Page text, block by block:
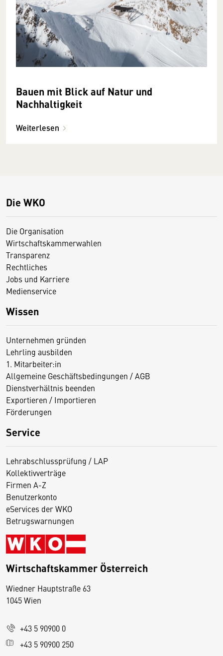
Bauen mit Blick auf Natur und
Nachhaltigkeit
Weiterlesen
Die WKO
Die Organisation
Wirtschaftskammerwahlen
Transparenz
Rechtliches
Jobs und Karriere
Medienservice
Wissen
Unternehmen gründen
Lehrling ausbilden
1. Mitarbeiter:in
Allgemeine Geschäftsbedingungen / AGB
Dienstverhältnis beenden
Exportieren / Importieren
Förderungen
Service
Lehrabschlussprüfung / LAP
Kollektivverträge
Firmen A-Z
Benutzerkonto
eServices der WKO
Betrugswarnungen
Wirtschaftskammer Österreich
Wiedner Hauptstraße 63
1045 Wien
+43 5 90900 0
+43 5 90900 250
D
s
e